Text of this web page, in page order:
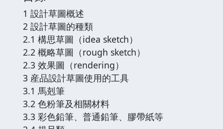
1 設計草圖概述
2 設計草圖的種類
2.1 構思草圖（idea sketch）
2.2 概略草圖（rough sketch）
2.3 效果圖（rendering）
3 産品設計草圖使用的工具
3.1 馬剋筆
3.2 色粉筆及相關材料
3.3 彩色鉛筆、普通鉛筆、膠帶紙等